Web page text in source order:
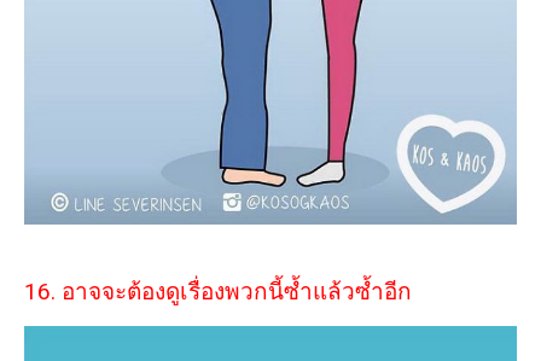
16. อาจจะต้องดูเรื่องพวกนี้ซ้ำแล้วซ้ำอีก